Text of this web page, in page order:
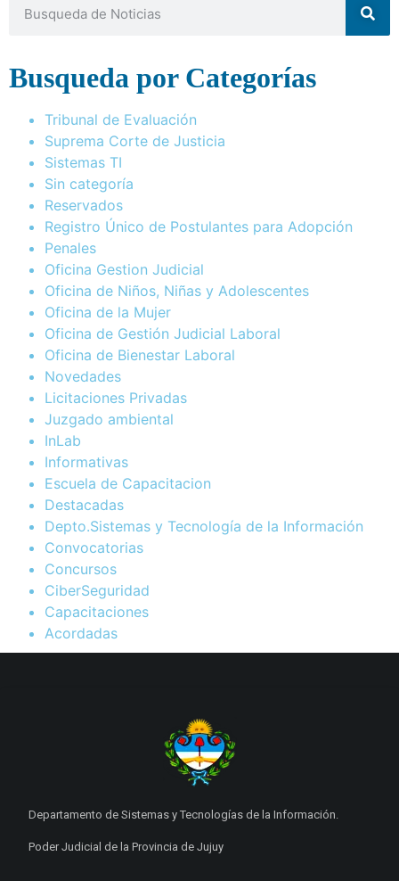
Busqueda por Categorías
Tribunal de Evaluación
Suprema Corte de Justicia
Sistemas TI
Sin categoría
Reservados
Registro Único de Postulantes para Adopción
Penales
Oficina Gestion Judicial
Oficina de Niños, Niñas y Adolescentes
Oficina de la Mujer
Oficina de Gestión Judicial Laboral
Oficina de Bienestar Laboral
Novedades
Licitaciones Privadas
Juzgado ambiental
InLab
Informativas
Escuela de Capacitacion
Destacadas
Depto.Sistemas y Tecnología de la Información
Convocatorias
Concursos
CiberSeguridad
Capacitaciones
Acordadas
Departamento de Sistemas y Tecnologías de la Información.
Poder Judicial de la Provincia de Jujuy